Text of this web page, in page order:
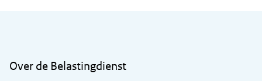
Over de Belastingdienst